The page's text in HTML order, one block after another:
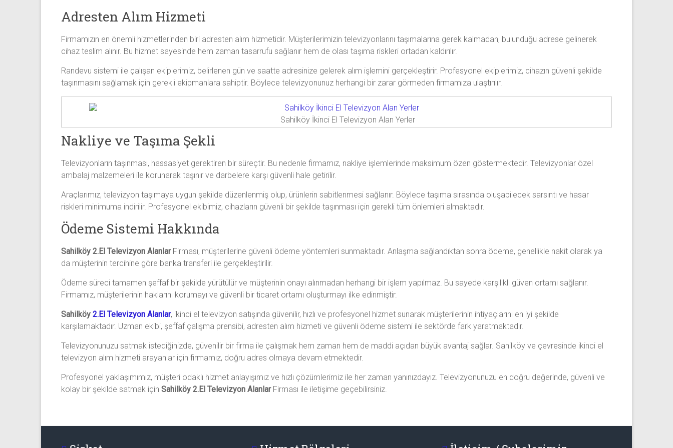
Adresten Alım Hizmeti
Firmamızın en önemli hizmetlerinden biri adresten alım hizmetidir. Müşterilerimizin televizyonlarını taşımalarına gerek kalmadan, bulunduğu adrese gelinerek
cihaz teslim alınır. Bu hizmet sayesinde hem zaman tasarrufu sağlanır hem de olası taşıma riskleri ortadan kaldırılır.
Randevu sistemi ile çalışan ekiplerimiz, belirlenen gün ve saatte adresinize gelerek alım işlemini gerçekleştirir. Profesyonel ekiplerimiz, cihazın güvenli şekilde
taşınmasını sağlamak için gerekli ekipmanlara sahiptir. Böylece televizyonunuz herhangi bir zarar görmeden firmamıza ulaştırılır.
Sahilköy İkinci El Televizyon Alan Yerler
Nakliye ve Taşıma Şekli
Televizyonların taşınması, hassasiyet gerektiren bir süreçtir. Bu nedenle firmamız, nakliye işlemlerinde maksimum özen göstermektedir. Televizyonlar özel
ambalaj malzemeleri ile korunarak taşınır ve darbelere karşı güvenli hale getirilir.
Araçlarımız, televizyon taşımaya uygun şekilde düzenlenmiş olup, ürünlerin sabitlenmesi sağlanır. Böylece taşıma sırasında oluşabilecek sarsıntı ve hasar
riskleri minimuma indirilir. Profesyonel ekibimiz, cihazların güvenli bir şekilde taşınması için gerekli tüm önlemleri almaktadır.
Ödeme Sistemi Hakkında
Sahilköy 2.El Televizyon Alanlar Firması, müşterilerine güvenli ödeme yöntemleri sunmaktadır. Anlaşma sağlandıktan sonra ödeme, genellikle nakit olarak ya
da müşterinin tercihine göre banka transferi ile gerçekleştirilir.
Ödeme süreci tamamen şeffaf bir şekilde yürütülür ve müşterinin onayı alınmadan herhangi bir işlem yapılmaz. Bu sayede karşılıklı güven ortamı sağlanır.
Firmamız, müşterilerinin haklarını korumayı ve güvenli bir ticaret ortamı oluşturmayı ilke edinmiştir.
Sahilköy 2.El Televizyon Alanlar, ikinci el televizyon satışında güvenilir, hızlı ve profesyonel hizmet sunarak müşterilerinin ihtiyaçlarını en iyi şekilde
karşılamaktadır. Uzman ekibi, şeffaf çalışma prensibi, adresten alım hizmeti ve güvenli ödeme sistemi ile sektörde fark yaratmaktadır.
Televizyonunuzu satmak istediğinizde, güvenilir bir firma ile çalışmak hem zaman hem de maddi açıdan büyük avantaj sağlar. Sahilköy ve çevresinde ikinci el
televizyon alım hizmeti arayanlar için firmamız, doğru adres olmaya devam etmektedir.
Profesyonel yaklaşımımız, müşteri odaklı hizmet anlayışımız ve hızlı çözümlerimiz ile her zaman yanınızdayız. Televizyonunuzu en doğru değerinde, güvenli ve
kolay bir şekilde satmak için Sahilköy 2.El Televizyon AlanlarFirması ile iletişime geçebilirsiniz.